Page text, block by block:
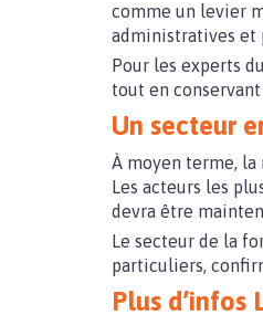
comme un levier
administratives et
Pour les experts
tout en
Un secteur
À moyen terme,
Les acteurs les
devra être
Le secteur de la
particuliers,
Plus d’infos